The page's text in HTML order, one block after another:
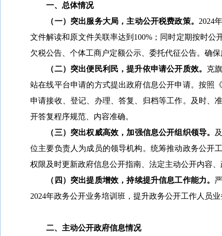
一、总体情况
（一） 突出服务大局，主动公开税费政策。 2024
文件解读和原文件关联率达到 100%；同时定期按时公
欠税公告、个体工商户定额公示、委托代征公告。 确
（二） 突出便民利民，提升依申请公开质效。 克
站在线平台申请的方式提出政府信息公开申请。按照
申请接收、登记、办理、答复、归档等工作。
及时、
开答复程序规范、内容准确。
（三） 突出权威高效， 加强信息公开组织领导。
位主要负责人为成员的领导机构。统筹推动政务公开
权限及时更新政府信息公开指南、法定主动公开内容
（ 四 ） 突出提质增效，持续提升信息工作能力。
2024年政务公开业务培训班，提升政务公开工作人员
二、主动公开政府信息情况